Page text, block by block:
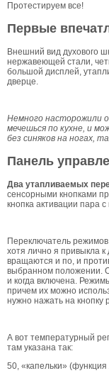
Протестируем все!
Первые
Внешний вид духового
нержавеющей стали,
большой дисплей,
дверце.
Немного насторожили
мечешься по кухне, и
без синяков на ногах,
Панель
Два утапливаемых
сенсорными кнопками
кнопка активации пара
Переключатель
хотя лично я привыкла
вращаются и по, и
выбранном положении.
и когда включена.
причем их можно
нужно нажать на кнопку
А вот температурный
там указана так:
50, «капельки»